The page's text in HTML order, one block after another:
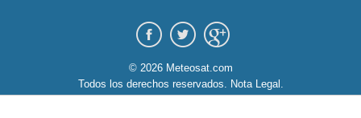
© 2026 Meteosat.com
Todos los derechos reservados. Nota Legal .